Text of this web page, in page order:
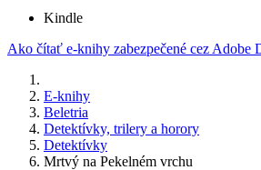
Kindle
Ako čítať e-knihy zabezpečené cez Adobe
E-knihy
Beletria
Detektívky, trilery a horory
Detektívky
Mrtvý na Pekelném vrchu